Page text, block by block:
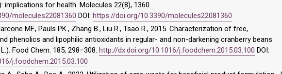
implications for health. Molecules 22(8), 1360.
molecules22081360 DOI: https://doi.org/10.3390/molecules22081360
MF., Pauls PK., Zhang B., Liu R., Tsao R., 2015. Characterization of free,
phenolics and lipophilic antioxidants in regular- and non-darkening cranberry beans
Food Chem. 185, 298–308. http://dx.doi.org/10.1016/j.foodchem.2015.03.100 DOI:
j.foodchem.2015.03.100